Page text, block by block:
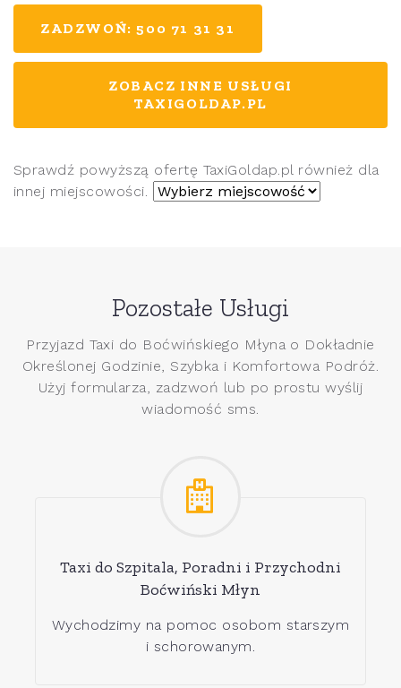
ZADZWOŃ: 500 71 31 31
ZOBACZ INNE USŁUGI
TAXIGOLDAP.PL
Sprawdź powyższą ofertę TaxiGoldap.pl również dla
innej miejscowości.
Pozostałe Usługi
Przyjazd Taxi do Boćwińskiego Młyna o Dokładnie
Określonej Godzinie, Szybka i Komfortowa Podróż.
Użyj formularza, zadzwoń lub po prostu wyślij
wiadomość sms.
Taxi do Szpitala, Poradni i Przychodni
Boćwiński Młyn
Wychodzimy na pomoc osobom starszym
i schorowanym.